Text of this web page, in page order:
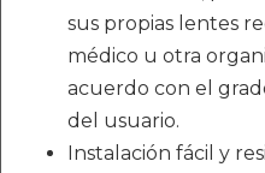
sus propias lentes
médico u otra
acuerdo con el
del usuario.
Instalación fácil y